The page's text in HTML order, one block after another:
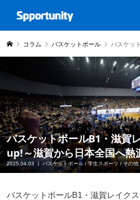
コラム バスケットボール バスケットボールB1・
バスケットボールB1・滋賀
up!～滋賀から日本全国へ熱
2025.04.03 バスケットボール /学生スポーツ / その他
バスケットボールB1・滋賀レイク